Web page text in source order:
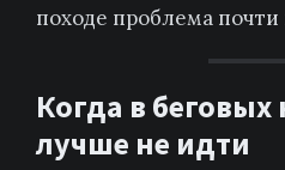
походе проблема почти
Когда в беговых
лучше не идти